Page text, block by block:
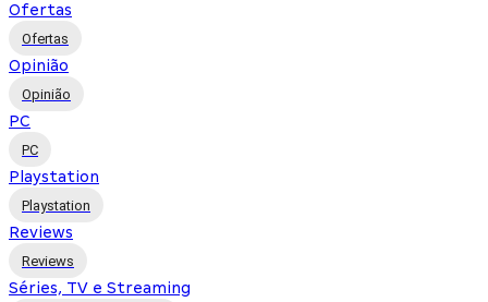
Ofertas
Ofertas
Opinião
Opinião
PC
PC
Playstation
Playstation
Reviews
Reviews
Séries, TV e Streaming